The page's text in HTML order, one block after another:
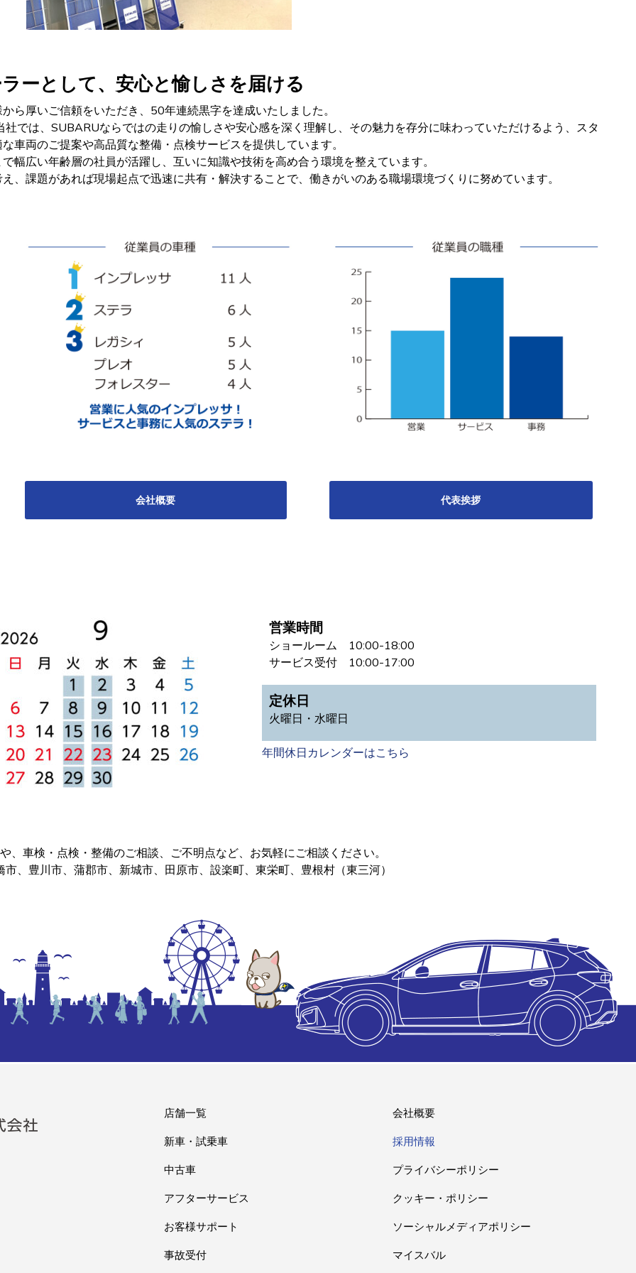
ーとして、安心と愉しさを届ける
ら厚いご信頼をいただき、50年連続黒字を達成いたしました。
では、SUBARUならではの走りの愉しさや安心感を深く理解し、その魅力を存分に味わっていただけるよう、スタ
車両のご提案や高品質な整備・点検サービスを提供しています。
幅広い年齢層の社員が活躍し、互いに知識や技術を高め合う環境を整えています。
、課題があれば現場起点で迅速に共有・解決することで、働きがいのある職場環境づくりに努めています。
会社概要 代表挨拶
営業時間
ショールーム 10:00-18:00
サービス受付 10:00-17:00
定休日
火曜日・水曜日
年間休日カレンダーはこちら
、車検・点検・整備のご相談、ご不明点など、お気軽にご相談ください。
市、豊川市、蒲郡市、新城市、田原市、設楽町、東栄町、豊根村（東三河）
店舗一覧
新車・試乗車
中古車
アフターサービス
お客様サポート
事故受付
会社概要
採用情報
プライバシーポリシー
クッキー・ポリシー
ソーシャルメディアポリシー
マイスバル